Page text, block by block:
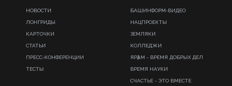
НОВОСТИ
ЛОНГРИДЫ
КАРТОЧКИ
СТАТЬИ
ПРЕСС-КОНФЕРЕНЦИИ
ТЕСТЫ
БАШИНФОРМ-ВИДЕО
НАЦПРОЕКТЫ
ЗЕМЛЯКИ
КОЛЛЕДЖИ
ЯРҘАМ - ВРЕМЯ ДОБРЫХ ДЕЛ
ВРЕМЯ НАУКИ
СЧАСТЬЕ - ЭТО ВМЕСТЕ